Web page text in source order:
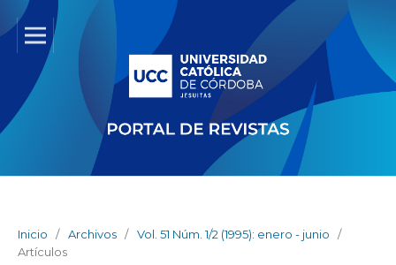
Inicio / Archivos / Vol. 51 Núm. 1/2 (1995): enero - junio
/
Artículos